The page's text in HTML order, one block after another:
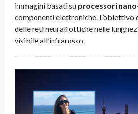
immagini basati su processori
componenti elettroniche. L’obiettivo
delle reti neurali ottiche nelle
visibile all’infrarosso.